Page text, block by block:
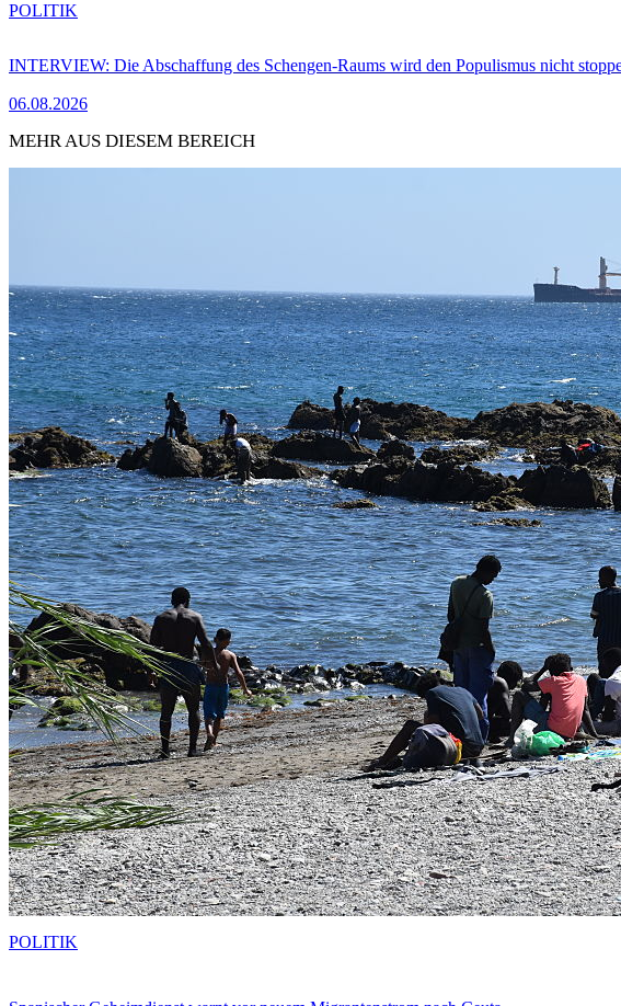
INTERVIEW: Die Abschaffung des Schengen-Raums wird den Populismus nicht
06.08.2026
POLITIK
MEHR AUS DIESEM BEREICH
POLITIK